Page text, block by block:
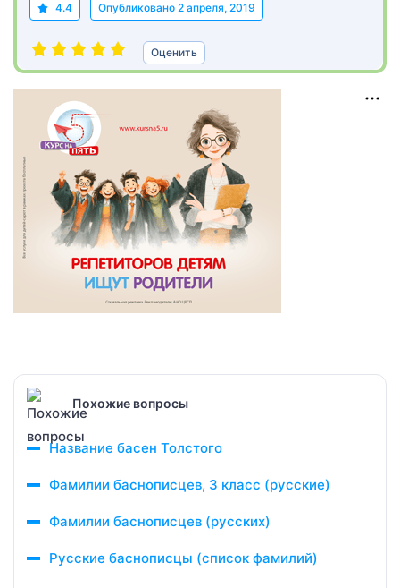
4.4 Опубликовано 2 апреля, 2019
Оценить
Похожие вопросы
Название басен Толстого
Фамилии баснописцев, 3 класс (русские)
Фамилии баснописцев (русских)
Русские баснописцы (список фамилий)